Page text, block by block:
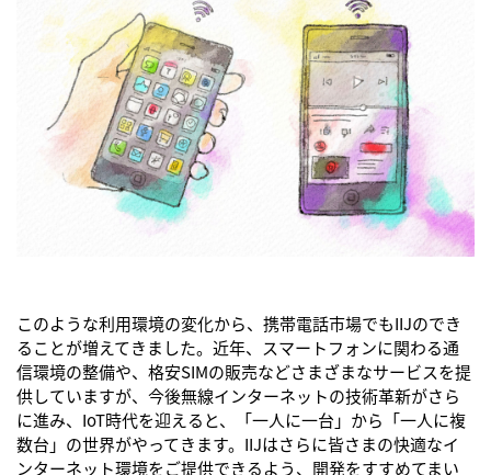
このような利用環境の変化から、携帯電話市場でもIIJのでき
ることが増えてきました。近年、スマートフォンに関わる通
信環境の整備や、格安SIMの販売などさまざまなサービスを提
供していますが、今後無線インターネットの技術革新がさら
に進み、IoT時代を迎えると、「一人に一台」から「一人に複
数台」の世界がやってきます。IIJはさらに皆さまの快適なイ
ンターネット環境をご提供できるよう、開発をすすめてまい